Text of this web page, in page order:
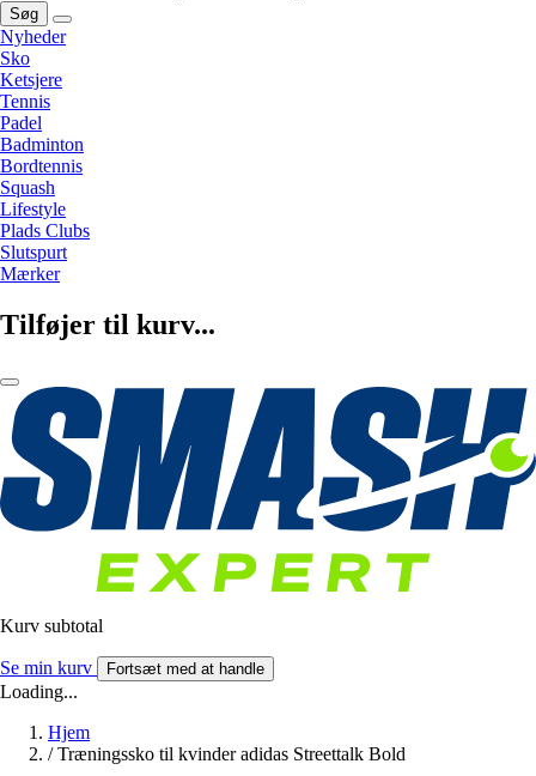
Søg
Nyheder
Sko
Ketsjere
Tennis
Padel
Badminton
Bordtennis
Squash
Lifestyle
Plads Clubs
Slutspurt
Mærker
Tilføjer til kurv...
Kurv subtotal
Se min kurv Fortsæt med at handle
Loading...
Hjem
/ Træningssko til kvinder adidas Streettalk Bold